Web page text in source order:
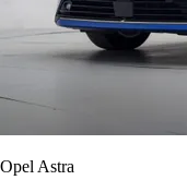
Opel Astra